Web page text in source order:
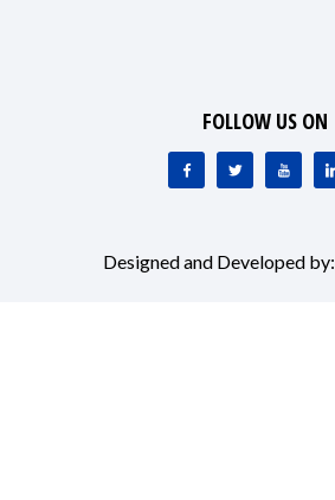
FOLLOW US ON
Designed and Developed by: